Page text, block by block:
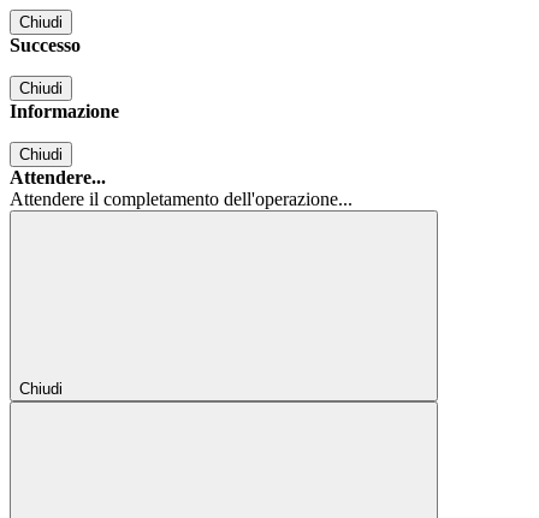
Chiudi
Successo
Chiudi
Informazione
Chiudi
Attendere...
Attendere il completamento dell'operazione...
Chiudi